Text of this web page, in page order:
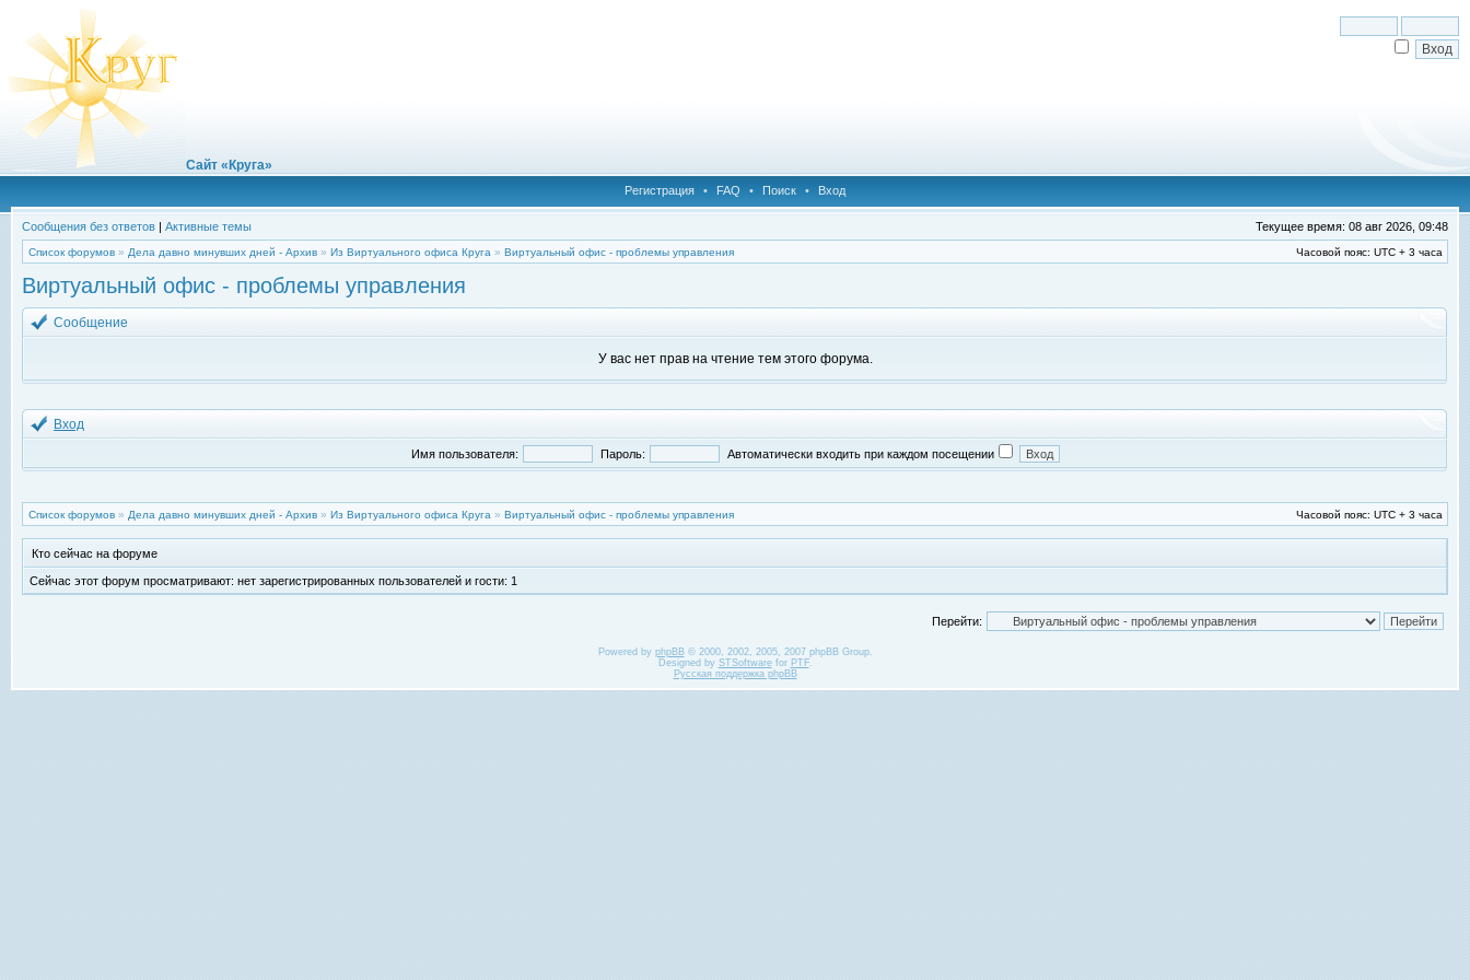
Сайт «Круга»
Регистрация • FAQ • Поиск • Вход
Сообщения без ответов | Активные темы Текущее время: 08 авг 2026, 09:48
Список форумов » Дела давно минувших дней - Архив » Из Виртуального офиса Круга » Виртуальный офис - проблемы управления Часовой пояс: UTC + 3 часа
Виртуальный офис - проблемы управления
Сообщение
У вас нет прав на чтение тем этого форума.
Вход
Имя пользователя: Пароль: Автоматически входить при каждом посещении
Список форумов » Дела давно минувших дней - Архив » Из Виртуального офиса Круга » Виртуальный офис - проблемы управления Часовой пояс: UTC + 3 часа
Кто сейчас на форуме
Сейчас этот форум просматривают: нет зарегистрированных пользователей и гости: 1
Перейти:
Powered by phpBB© 2000, 2002, 2005, 2007 phpBB Group.
Designed by STSoftwarefor PTF.
Русская поддержка phpBB